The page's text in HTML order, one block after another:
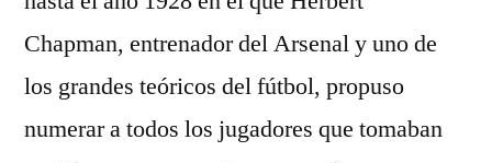
Chapman, entrenador del Arsenal y uno de
los grandes teóricos del fútbol, propuso
numerar a todos los jugadores que tomaban